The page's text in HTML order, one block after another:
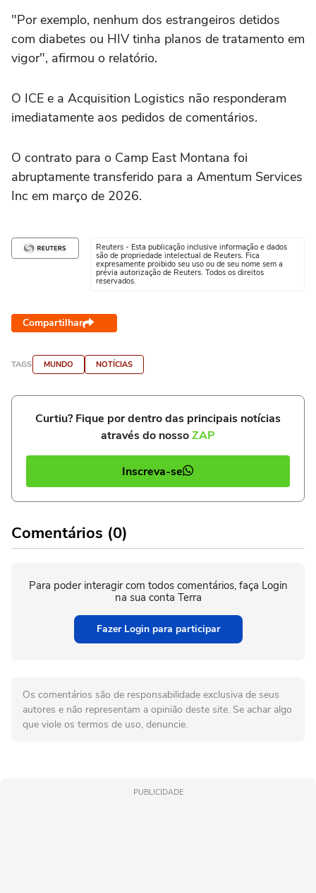
"Por exemplo, nenhum dos estrangeiros detidos
com diabetes ou HIV tinha planos de tratamento em
vigor", afirmou o relatório.
O ICE e a Acquisition Logistics não responderam
imediatamente aos pedidos de comentários.
O contrato para o Camp East Montana foi
abruptamente transferido para a Amentum Services
Inc em março de 2026.
Reuters - Esta publicação inclusive informação e dados
são de propriedade intelectual de Reuters. Fica
expresamente proibido seu uso ou de seu nome sem a
prévia autorização de Reuters. Todos os direitos
reservados.
Compartilhar
TAGS MUNDO NOTÍCIAS
Curtiu? Fique por dentro das principais notícias
através do nossoZAP
Inscreva-se
Comentários (0)
Para poder interagir com todos comentários, faça Login
na sua conta Terra
Fazer Login para participar
Os comentários são de responsabilidade exclusiva de seus
autores e não representam a opinião deste site. Se achar algo
que viole os termos de uso, denuncie.
PUBLICIDADE